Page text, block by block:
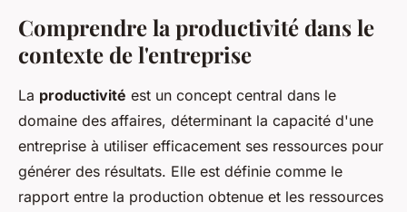
Comprendre la productivité dans le
contexte de l'entreprise
La productivité est un concept central dans le
domaine des affaires, déterminant la capacité d'une
entreprise à utiliser efficacement ses ressources pour
générer des résultats. Elle est définie comme le
rapport entre la production obtenue et les ressources